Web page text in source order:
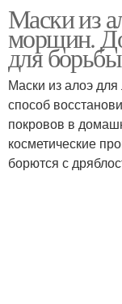
Маски из
морщин.
для
Маски из алоэ
способ
покровов в
косметические
борются с